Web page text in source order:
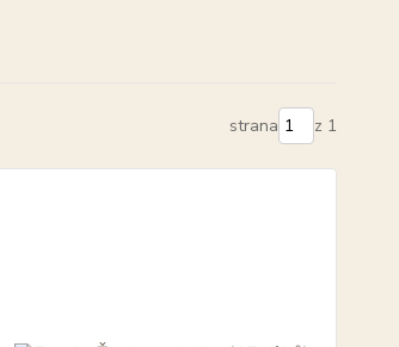
strana z 1